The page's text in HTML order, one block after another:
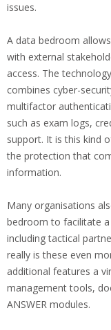
issues.
A data bedroom
with external
access. The
combines cyber-
multifactor
such as exam logs,
support. It is this kind
the protection that
information.
Many organisations
bedroom to facilitate
including tactical
really is these even
additional features a
management tools,
ANSWER modules.